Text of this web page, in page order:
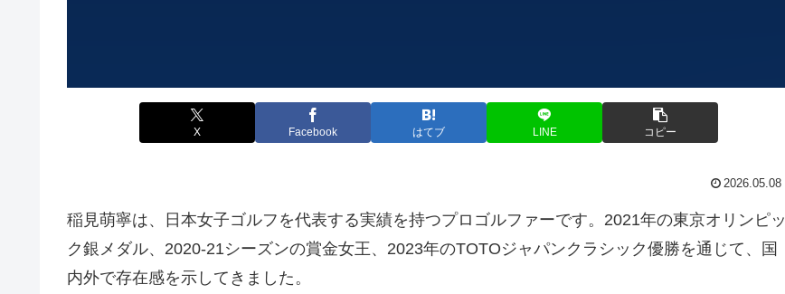
X Facebook はてブ LINE コピー
2026.05.08
稲見萌寧は、日本女子ゴルフを代表する実績を持つプロゴルファーです。2021年の東京オリンピッ
ク銀メダル、2020-21シーズンの賞金女王、2023年のTOTOジャパンクラシック優勝を通じて、国
内外で存在感を示してきました。